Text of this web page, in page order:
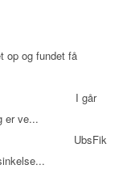
op og fundet få
I går
er ve...
UbsFik